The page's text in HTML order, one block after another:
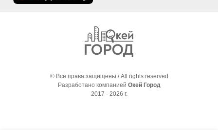
© Все права защищены / All rights reserved
Разработано компанией Окей Город
2017 - 2026 г.